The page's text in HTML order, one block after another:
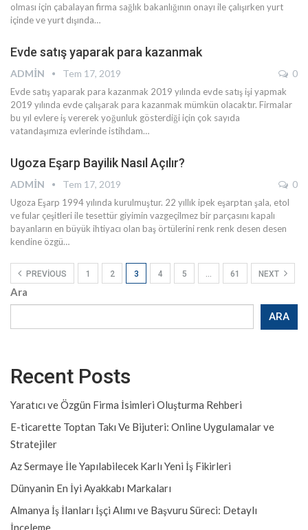
olması için çabalayan firma sağlık bakanlığının onayı ile çalışırken yurt
içinde ve yurt dışında…
Evde satış yaparak para kazanmak
ADMIN Tem 17, 2019 0
Evde satış yaparak para kazanmak 2019 yılında evde satış işi yapmak
2019 yılında evde çalışarak para kazanmak mümkün olacaktır. Firmalar
bu yıl evlere iş vererek yoğunluk gösterdiği için çok sayıda
vatandaşımıza evlerinde istihdam…
Ugoza Eşarp Bayilik Nasıl Açılır?
ADMIN Tem 17, 2019 0
Ugoza Eşarp 1994 yılında kurulmuştur. 22 yıllık ipek eşarptan şala, etol
ve fular çeşitleri ile tesettür giyimin vazgeçilmez bir parçasını kapalı
bayanların en büyük ihtiyacı olan baş örtülerini renk renk desen desen
kendine özgü…
PREVIOUS 1 2 3 4 5 61 NEXT
Ara
ARA
Recent Posts
Yaratıcı ve Özgün Firma İsimleri Oluşturma Rehberi
E-ticarette Toptan Takı Ve Bijuteri: Online Uygulamalar ve
Stratejiler
Az Sermaye İle Yapılabilecek Karlı Yeni İş Fikirleri
Dünyanin En İyi Ayakkabı Markaları
Almanya İş İlanları İşçi Alımı ve Başvuru Süreci: Detaylı
İnceleme